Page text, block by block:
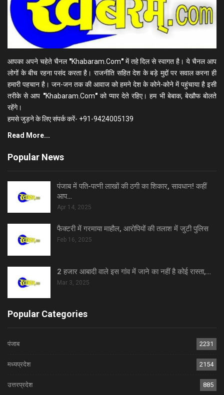
आपका अपने चहेते चैनल "Khabaram.Com"में तहे दिल से स्वागत है। ये चैनल आप
लोगों के बीच रहना पसंद करता है। राजनीति सहित देश के बड़े मुद्दों पर सवाल करना ही
हमारी पहचान है। जन-जन तक की आवाज को हमने देश के कोने-कोने में पहुंचाया है इसी
तरीके से आप "Khabaram.Com"को प्यार देते रहिए। हम भी बेबाक, बेखौफ बोलते
रहेंगे।
हमसे जुड़ने के लिए संपर्क करें- +91-9424005139
Read More...
Popular News
पंजाब में पति-पत्नी लाखों की ठगी का शिकार, सावधान! कहीं
आप…
Apr 14, 2025
फैक्टरी में गरमाया माहौल, आरोपियों की तलाश में जुटी पुलिस
Feb 16, 2025
2 हजार आबादी वाले इस गांव में जाने का नहीं है कोई रास्ता,…
Mar 3, 2025
Popular Categories
पंजाब 2231
मध्यप्रदेश 2154
उत्तरप्रदेश 885